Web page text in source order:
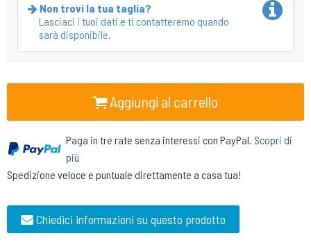
Non trovi la tua taglia?
Lasciaci i tuoi dati e ti contatteremo quando
sarà disponibile.
Aggiungi al carrello
Paga in tre rate senza interessi con PayPal. Scopri di
più
Spedizione veloce e puntuale direttamente a casa tua!
Chiedici informazioni su questo prodotto